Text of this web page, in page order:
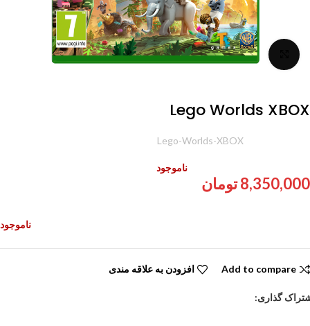
برای بزرگنمایی کلیک کنید
Lego Worlds XBOX
Lego-Worlds-XBOX
8,350,000تومان
ناموجود
ناموجود
Add to compare افزودن به علاقه مندی
گذاری: